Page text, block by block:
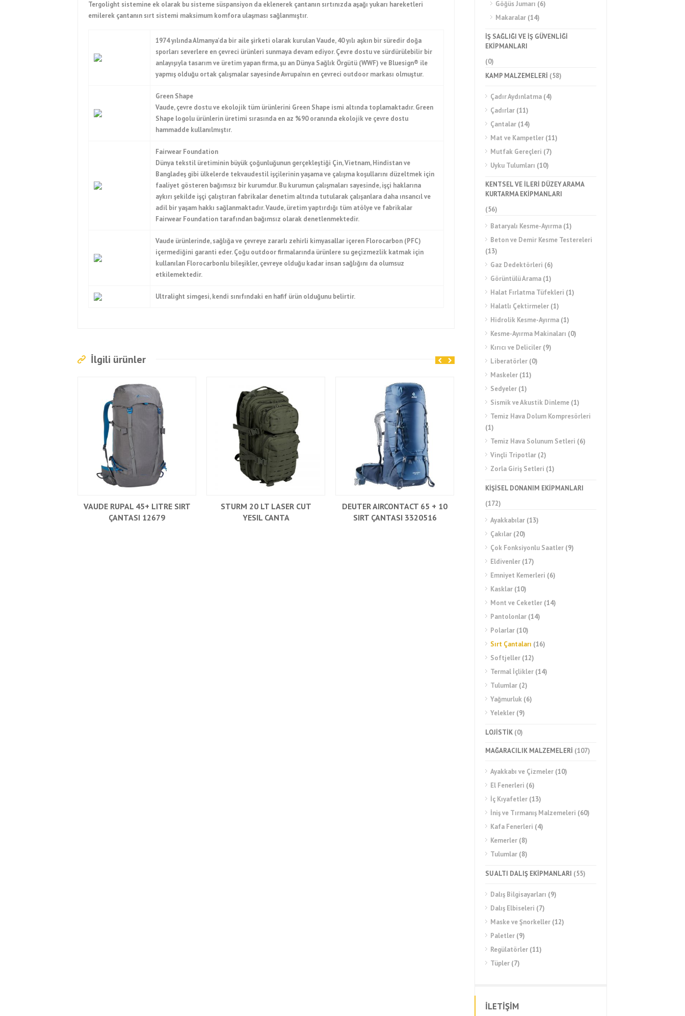
Tergolight sistemine ek olarak bu sisteme süspansiyon da eklenerek çantanın sırtınızda aşağı yukarı hareketleri
emilerek çantanın sırt sistemi maksimum komfora ulaşması sağlanmıştır.
1974 yılında Almanya’da bir aile şirketi olarak kurulan Vaude, 40 yılı aşkın bir süredir doğa
sporları severlere en çevreci ürünleri sunmaya devam ediyor. Çevre dostu ve sürdürülebilir bir
anlayışıyla tasarım ve üretim yapan firma, şu an Dünya Sağlık Örgütü (WWF) ve Bluesign® ile
yapmış olduğu ortak çalışmalar sayesinde Avrupa’nın en çevreci outdoor markası olmuştur.
Green Shape
Vaude, çevre dostu ve ekolojik tüm ürünlerini Green Shape ismi altında toplamaktadır. Green
Shape logolu ürünlerin üretimi sırasında en az %90 oranında ekolojik ve çevre dostu
hammadde kullanılmıştır.
Fairwear Foundation
Dünya tekstil üretiminin büyük çoğunluğunun gerçekleştiği Çin, Vietnam, Hindistan ve
Bangladeş gibi ülkelerde tekvaudestil işçilerinin yaşama ve çalışma koşullarını düzeltmek için
faaliyet gösteren bağımsız bir kurumdur. Bu kurumun çalışmaları sayesinde, işçi haklarına
aykırı şekilde işçi çalıştıran fabrikalar denetim altında tutularak çalışanlara daha ınsancıl ve
adil bir yaşam hakkı sağlanmaktadır. Vaude, üretim yaptırdığı tüm atölye ve fabrikalar
Fairwear Foundation tarafından bağımsız olarak denetlenmektedir.
Vaude ürünlerinde, sağlığa ve çevreye zararlı zehirli kimyasallar içeren Florocarbon (PFC)
içermediğini garanti eder. Çoğu outdoor firmalarında ürünlere su geçizmezlik katmak için
kullanılan Florocarbonlu bileşikler, çevreye olduğu kadar insan sağlığını da olumsuz
etkilemektedir.
Ultralight simgesi, kendi sınıfındaki en hafif ürün olduğunu belirtir.
İlgili ürünler
VAUDE RUPAL 45+ LITRE SIRT
ÇANTASI 12679
STURM 20 LT LASER CUT
YESIL CANTA
DEUTER AIRCONTACT 65 + 10
SIRT ÇANTASI 3320516
VAUDE ASYMMETRIC 42+8
SIRT ÇANTASI 12436
Göğüs Jumarı (6)
Makaralar (14)
İŞ SAĞLIĞI VE İŞ GÜVENLİĞİ
EKİPMANLARI
(0)
KAMP MALZEMELERİ (58)
Çadır Aydınlatma (4)
Çadırlar (11)
Çantalar (14)
Mat ve Kampetler (11)
Mutfak Gereçleri (7)
Uyku Tulumları (10)
KENTSEL VE İLERİ DÜZEY ARAMA
KURTARMA EKİPMANLARI
(56)
Bataryalı Kesme-Ayırma (1)
Beton ve Demir Kesme Testereleri
(13)
Gaz Dedektörleri (6)
Görüntülü Arama (1)
Halat Fırlatma Tüfekleri (1)
Halatlı Çektirmeler (1)
Hidrolik Kesme-Ayırma (1)
Kesme-Ayırma Makinaları (0)
Kırıcı ve Deliciler (9)
Liberatörler (0)
Maskeler (11)
Sedyeler (1)
Sismik ve Akustik Dinleme (1)
Temiz Hava Dolum Kompresörleri
(1)
Temiz Hava Solunum Setleri (6)
Vinçli Tripotlar (2)
Zorla Giriş Setleri (1)
KİŞİSEL DONANIM EKİPMANLARI
(172)
Ayakkabılar (13)
Çakılar (20)
Çok Fonksiyonlu Saatler (9)
Eldivenler (17)
Emniyet Kemerleri (6)
Kasklar (10)
Mont ve Ceketler (14)
Pantolonlar (14)
Polarlar (10)
Sırt Çantaları (16)
Softjeller (12)
Termal İçlikler (14)
Tulumlar (2)
Yağmurluk (6)
Yelekler (9)
LOJİSTİK (0)
MAĞARACILIK MALZEMELERİ (107)
Ayakkabı ve Çizmeler (10)
El Fenerleri (6)
İç Kıyafetler (13)
İniş ve Tırmanış Malzemeleri (60)
Kafa Fenerleri (4)
Kemerler (8)
Tulumlar (8)
SU ALTI DALIŞ EKİPMANLARI (55)
Dalış Bilgisayarları (9)
Dalış Elbiseleri (7)
Maske ve Şnorkeller (12)
Paletler (9)
Regülatörler (11)
Tüpler (7)
İLETİŞİM